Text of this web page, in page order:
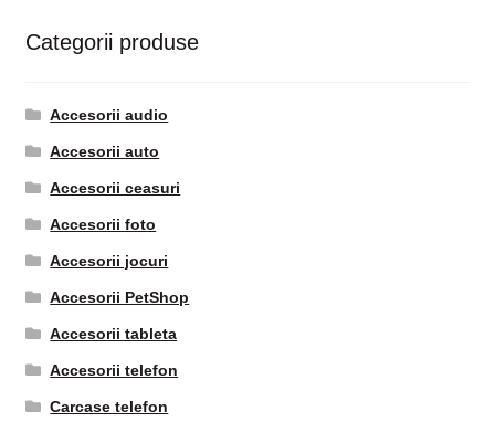
Categorii produse
Accesorii audio
Accesorii auto
Accesorii ceasuri
Accesorii foto
Accesorii jocuri
Accesorii PetShop
Accesorii tableta
Accesorii telefon
Carcase telefon